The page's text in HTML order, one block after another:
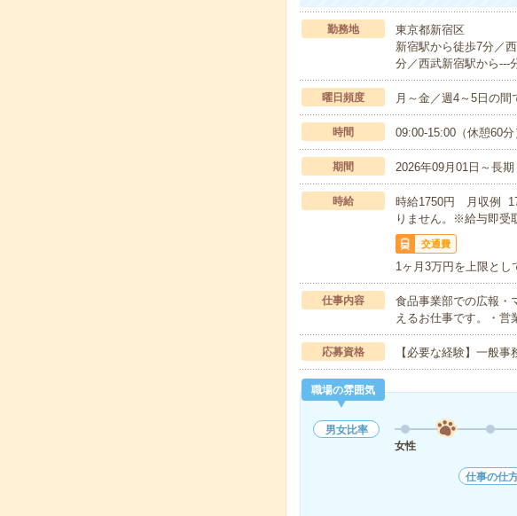
勤務地
東京都新宿区
新宿駅から徒歩7分／
分／西武新宿駅から---
曜日頻度 月～金／週4～5日の
時間 09:00-15:00（休憩60分
期間 2026年09月01日～
時給
時給1750円 月収例
りません。※給与即受
交通費
1ヶ月3万円を上限とし
仕事内容
食品事業部での広報・
えるお仕事です。・
応募資格 【必要な経験】一般
職場の雰囲気
男女比率
女性
仕事の仕